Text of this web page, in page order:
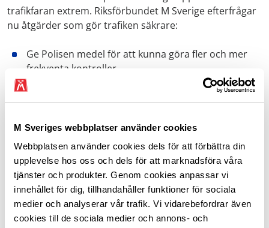
M Sveriges webbplatser använder cookies
Webbplatsen använder cookies dels för att förbättra din
upplevelse hos oss och dels för att marknadsföra våra
tjänster och produkter. Genom cookies anpassar vi
innehållet för dig, tillhandahåller funktioner för sociala
medier och analyserar vår trafik. Vi vidarebefordrar även
cookies till de sociala medier och annons- och
trafikfaran extrem. Riksförbundet M Sverige efterfrågar
nu åtgärder som gör trafiken säkrare:
Ge Polisen medel för att kunna göra fler och mer
frekventa kontroller.
Kräv av åkeriföretagen att ta sitt ansvar för
yrkesförare och allmänhet genom att planera
vila enligt regelverket.
Ställ krav på beställarna av transporter, så att
oseriösa aktörer inom yrkestrafiken inte belönas
när de fuskar med kör- och vilotider.
Inför modern teknik som smarta färdskrivare med
automatisk rapportering av kör- och vilotider och